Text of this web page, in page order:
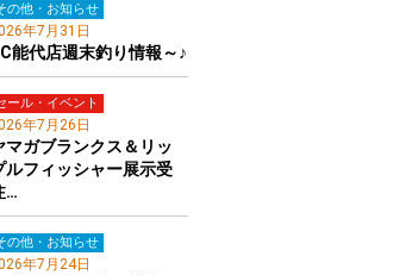
の他・お知らせ
年7月31日
能代店週末釣り情報～♪
ール・イベント
年7月26日
マガブランクス＆リッ
ルフィッシャー展示受
…
の他・お知らせ
年7月24日